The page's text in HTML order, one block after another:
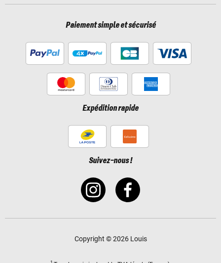
Paiement simple et sécurisé
Expédition rapide
Suivez-nous !
Copyright © 2026 Louis